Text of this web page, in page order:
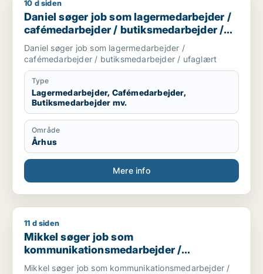
Daniel søger job som lagermedarbejder /
10 d siden
Daniel søger job som lagermedarbejder /
cafémedarbejder / butiksmedarbejder /
ufaglært
Daniel søger job som lagermedarbejder /
cafémedarbejder / butiksmedarbejder / ufaglært
Type
Lagermedarbejder, Cafémedarbejder,
Butiksmedarbejder mv.
Område
Århus
Mere info
Mikkel søger job som kommunikationsmedarbejder /
11 d siden
Mikkel søger job som
kommunikationsmedarbejder /
marketingmedarbejder /
Mikkel søger job som kommunikationsmedarbejder /